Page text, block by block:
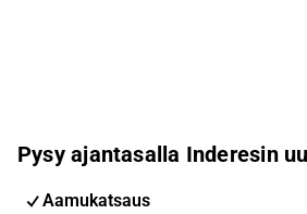
Pysy ajantasalla Inderesin
Aamukatsaus